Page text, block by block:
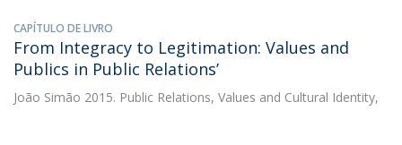
CAPÍTULO DE LIVRO
From Integracy to Legitimation: Values and
Publics in Public Relations’
João Simão 2015. Public Relations, Values and Cultural Identity,